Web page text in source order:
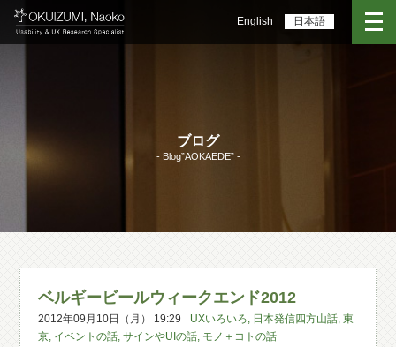
English 日本語
ブログ
- Blog”AOKAEDE” -
ベルギービールウィークエンド2012
2012年09月10日（月） 19:29 UXいろいろ, 日本発信四方山話,東
京, イベントの話,サインやUIの話, モノ＋コトの話